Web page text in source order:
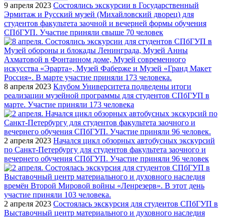
9 апреля 2023 Состоялись экскурсии в Государственный
Эрмитаж и Русский музей (Михайловский дворец) для
студентов факультета заочной и вечерней формы обучения
СПбГУП. Участие приняли свыше 70 человек
8 апреля 2023 Клубом Университета подведены итоги
реализации музейной программы для студентов СПбГУП в
марте. Участие приняли 173 человека
2 апреля 2023 Начался цикл обзорных автобусных экскурсий
по Санкт-Петербургу для студентов факультета заочного и
вечернего обучения СПбГУП. Участие приняли 96 человек
2 апреля 2023 Состоялась экскурсия для студентов СПбГУП в
Выставочный центр материального и духовного наследия